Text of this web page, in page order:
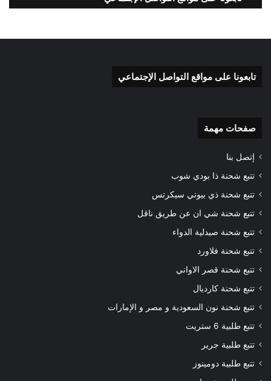
تابعونا على مواقع التواصل الإجتماعي
صفحات مهمة
إتصل بنا
تتبع شحنة ذا بودي شوب
تتبع شحنة ذي بيوتي سيكرتس
تتبع شحنة شي ان عن طريق ناقل
تتبع شحنة صيدلية الدواء
تتبع شحنة فلاورد
تتبع شحنة قصر الاواني
تتبع شحنة كارديال
تتبع شحنة نون السعودية و مصر و الإمارات
تتبع طلبية 6 ستريت
تتبع طلبية جرير
تتبع طلبية دومينوز